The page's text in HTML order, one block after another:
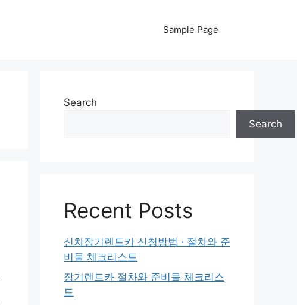
Sample Page
Search
Search
Recent Posts
신차장기렌트카 신청방법 · 절차와 준
비물 체크리스트
장기렌트카 절차와 준비물 체크리스
트